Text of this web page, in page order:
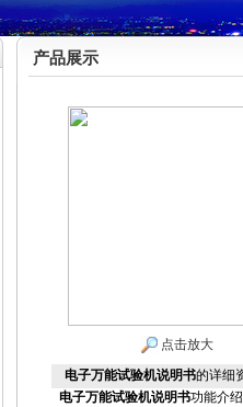
产品展示
点击放大
电子万能试验机说明书的详细
电子万能试验机说明书功能介